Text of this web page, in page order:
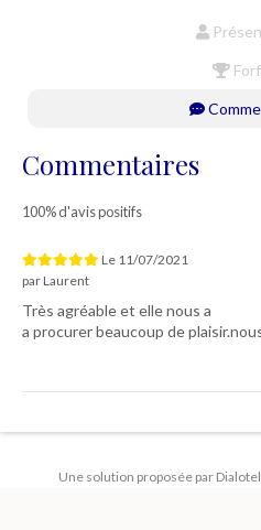
Commentaires
100% d'avis positifs
Le 11/07/2021
par Laurent
Très agréable et elle nous a
a procurer beaucoup de
Une solution proposée par